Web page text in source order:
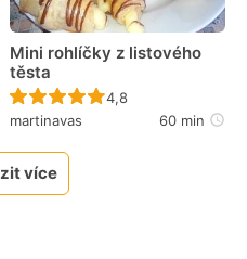
hodnocen
Mini rohlíčky z listového
těsta
Recept ještě nebyl
4,8
martinavas
60 min
více